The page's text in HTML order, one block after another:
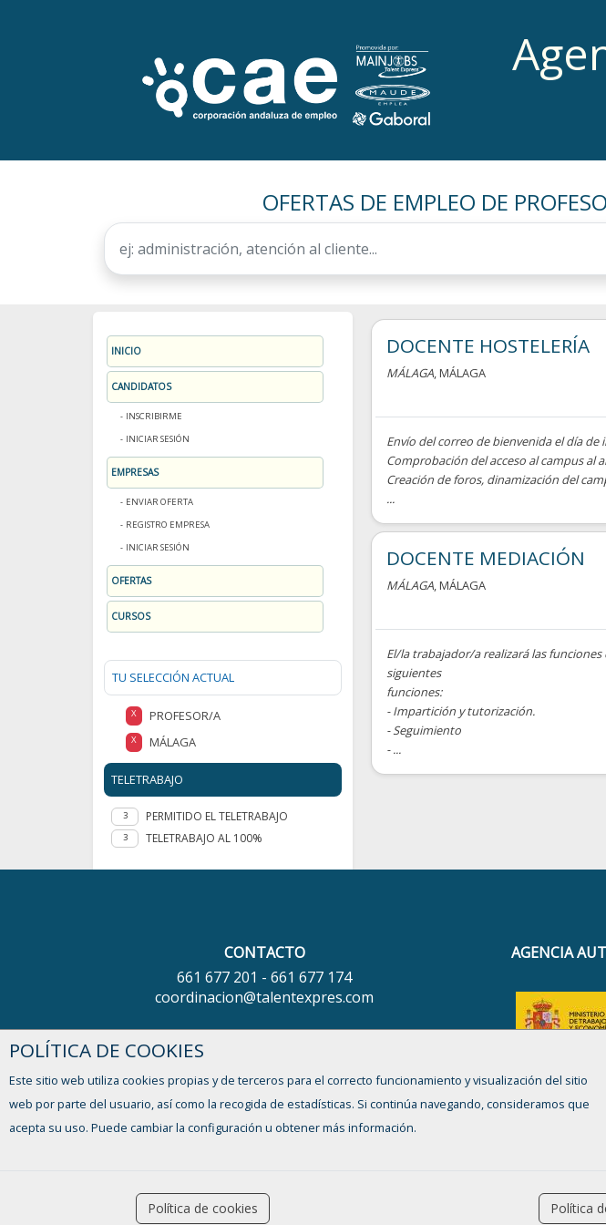
OFERTAS DE EMPLEO DE
INICIO
CANDIDATOS
INSCRIBIRME
INICIAR SESIÓN
EMPRESAS
ENVIAR OFERTA
REGISTRO EMPRESA
INICIAR SESIÓN
OFERTAS
CURSOS
TU SELECCIÓN ACTUAL
X PROFESOR/A
X MÁLAGA
TELETRABAJO
3 PERMITIDO EL TELETRABAJO
3 TELETRABAJO AL 100%
DOCENTE HOSTELERÍA
MÁLAGA, MÁLAGA
Envío del correo de bienvenida el día de
Comprobación del acceso al campus al
Creación de foros, dinamización del
...
DOCENTE MEDIACIÓN
MÁLAGA, MÁLAGA
El/la trabajador/a realizará las
siguientes
funciones:
- Impartición y tutorización.
- Seguimiento
- ...
CONTACTO
661 677 201 - 661 677 174
coordinacion@talentexpres.com
29010 Málaga - España
AGENCIA
UT00000012
Ofertas de empleo
Formación
Política de
POLÍTICA DE COOKIES
Este sitio web utiliza cookies propias y de terceros para el correcto funcionamiento y visualización del sitio
web por parte del usuario, así como la recogida de estadísticas. Si continúa navegando, consideramos que
acepta su uso. Puede cambiar la configuración u obtener más información.
Política de cookies Política